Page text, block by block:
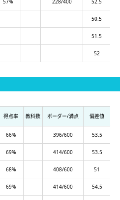
57% 228/400 52.5
50.5
51.5
52
得点率 教科数 ボーダー/満点 偏差値
66% 396/600 53.5
69% 414/600 53.5
68% 408/600 51
69% 414/600 54.5